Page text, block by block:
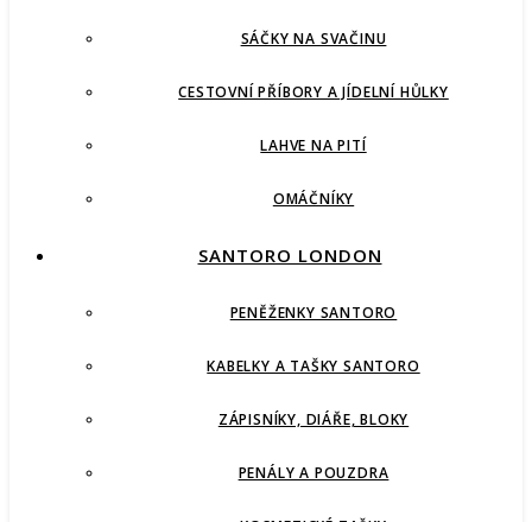
SÁČKY NA SVAČINU
CESTOVNÍ PŘÍBORY A JÍDELNÍ HŮLKY
LAHVE NA PITÍ
OMÁČNÍKY
SANTORO LONDON
PENĚŽENKY SANTORO
KABELKY A TAŠKY SANTORO
ZÁPISNÍKY, DIÁŘE, BLOKY
PENÁLY A POUZDRA